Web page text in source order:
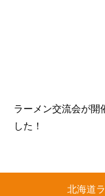
ラーメン交流会が開
した！
北海道